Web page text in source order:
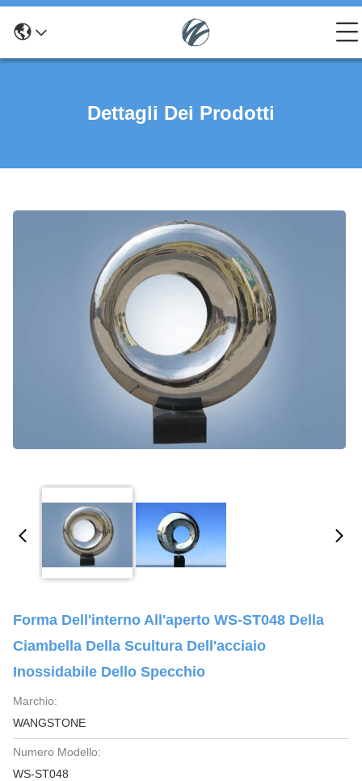
Dettagli Dei Prodotti
Forma Dell'interno All'aperto WS-ST048 Della
Ciambella Della Scultura Dell'acciaio
Inossidabile Dello Specchio
Marchio:
WANGSTONE
Numero Modello:
WS-ST048